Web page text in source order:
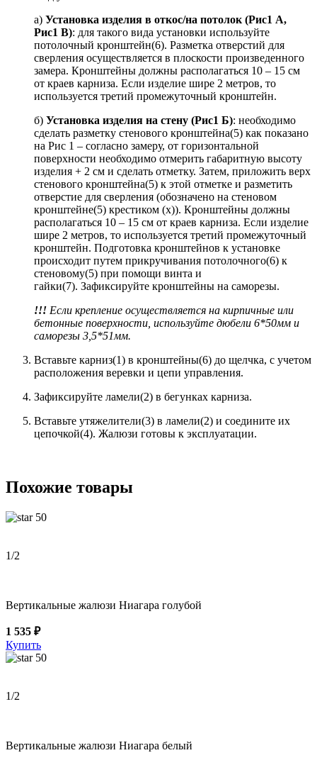
а) Установка изделия в откос/на потолок (Рис1 А,
Рис1 В): для такого вида установки используйте
потолочный кронштейн(6). Разметка отверстий для
сверления осуществляется в плоскости произведенного
замера. Кронштейны должны располагаться 10 – 15 см
от краев карниза. Если изделие шире 2 метров, то
используется третий промежуточный кронштейн.
б) Установка изделия на стену (Рис1 Б): необходимо
сделать разметку стенового кронштейна(5) как показано
на Рис 1 – согласно замеру, от горизонтальной
поверхности необходимо отмерить габаритную высоту
изделия + 2 см и сделать отметку. Затем, приложить верх
стенового кронштейна(5) к этой отметке и разметить
отверстие для сверления (обозначено на стеновом
кронштейне(5) крестиком (х)). Кронштейны должны
располагаться 10 – 15 см от краев карниза. Если изделие
шире 2 метров, то используется третий промежуточный
кронштейн. Подготовка кронштейнов к установке
происходит путем прикручивания потолочного(6) к
стеновому(5) при помощи винта и
гайки(7). Зафиксируйте кронштейны на саморезы.
!!! Если крепление осуществляется на кирпичные или
бетонные поверхности, используйте дюбели 6*50мм и
саморезы 3,5*51мм.
Вставьте карниз(1) в кронштейны(6) до щелчка, с учетом
расположения веревки и цепи управления.
Зафиксируйте ламели(2) в бегунках карниза.
Вставьте утяжелители(3) в ламели(2) и соедините их
цепочкой(4). Жалюзи готовы к эксплуатации.
Похожие товары
50
1/2
Вертикальные жалюзи Ниагара голубой
1 535 ₽
Купить
50
1/2
Вертикальные жалюзи Ниагара белый